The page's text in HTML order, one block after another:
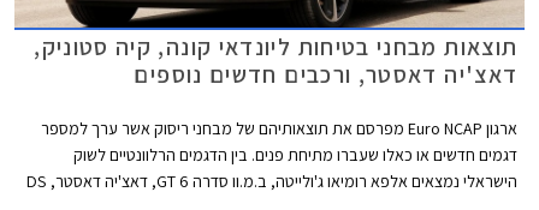
תוצאות מבחני בטיחות ליונדאי קונה, קיה סטוניק,
דאצ'יה דאסטר, ורכבים חדשים נוספים
ארגון Euro NCAP מפרסם את תוצאותיהם של מבחני ריסוק אשר ערך למספר
דגמים חדשים או כאלו שעברו מתיחת פנים. בין הדגמים הרלוונטיים לשוק
הישראלי נמצאים אלפא רומיאו ג'ולייטה, ב.מ.וו סדרה 6 GT, דאצ'יה דאסטר, DS